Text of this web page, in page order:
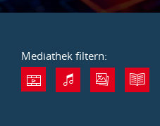
Mediathek filtern: